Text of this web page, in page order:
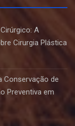
A
Cirurgia Plástica
Conservação de
Preventiva em